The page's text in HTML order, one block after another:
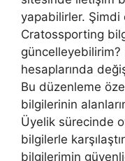
yapabilirler. Şimdi
Cratossporting
güncelleyebilirim?
hesaplarında
Bu düzenleme
bilgilerinin
Üyelik sürecinde
bilgilerle
bilgilerimin